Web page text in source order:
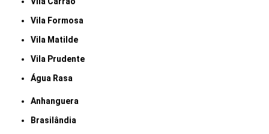
Vila Formosa
Vila Matilde
Vila Prudente
Água Rasa
Anhanguera
Brasilândia